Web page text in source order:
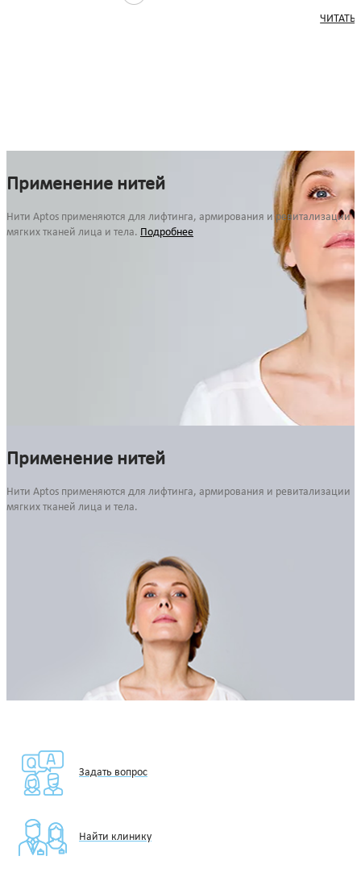
ЧИТАТЬ
Применение нитей
Нити Aptos применяются для лифтинга, армирования и ревитализации
мягких тканей лица и тела. Подробнее
Применение нитей
Нити Aptos применяются для лифтинга, армирования и ревитализации
мягких тканей лица и тела.
Задать вопрос
Найти клинику